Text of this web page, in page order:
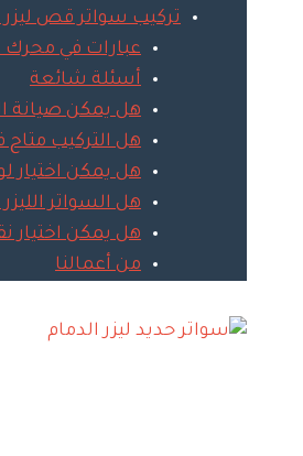
تركيب سواتر قص ليزر
عبارات في محرك
أسئلة شائعة
هل يمكن صيانة
هل التركيب
هل يمكن
هل السواتر
هل يمكن
من أعمالنا